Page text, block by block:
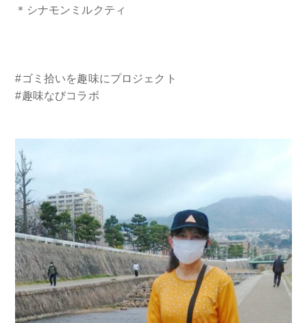
＊シナモンミルクティ
#ゴミ拾いを趣味にプロジェクト
#趣味なびコラボ